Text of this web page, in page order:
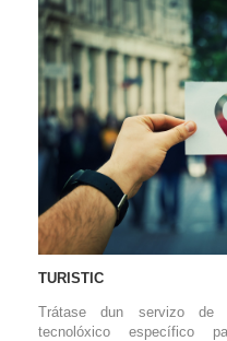
TURISTIC
Trátase dun servizo de
tecnolóxico específico